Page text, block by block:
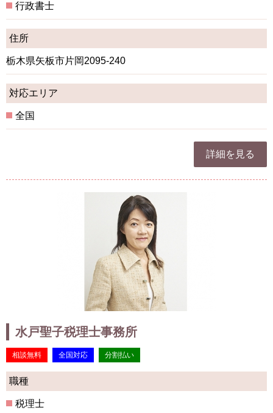
行政書士
住所
栃木県矢板市片岡2095-240
対応エリア
全国
詳細を見る
水戸聖子税理士事務所
相談無料 全国対応 分割払い
職種
税理士